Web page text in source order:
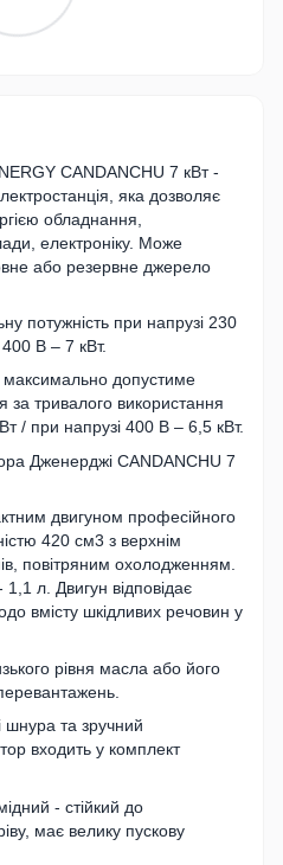
CANDANCHU 7 кВт -
яка дозволяє
обладнання,
електроніку. Може
або резервне джерело
потужність при напрузі 230
В – 7 кВт.
максимально допустиме
за тривалого використання
/ при напрузі 400 В – 6,5 кВт.
Дженерджі CANDANCHU 7
двигуном професійного
420 см3 з верхнім
повітряним охолодженням.
л. Двигун відповідає
вмісту шкідливих речовин у
рівня масла або його
шнура та зручний
входить у комплект
- стійкий до
має велику пускову